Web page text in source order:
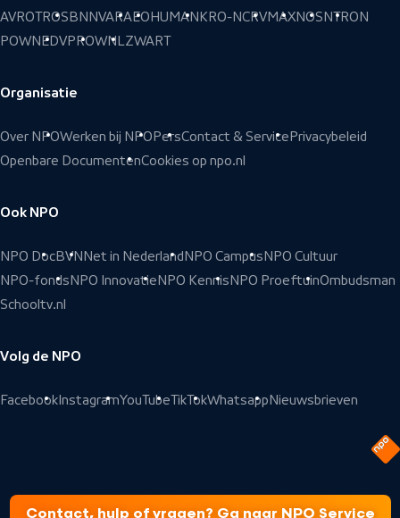
AVROTROS BNNVARAEO HUMAN KRO-NCRVMAXNOS NTRON
POWNEDVPROWNLZWART
Organisatie
Over NPOWerken bij NPO PersContact & Service Privacybeleid
Openbare DocumentenCookies op npo.nl
Ook NPO
NPO DocBVN Net in Nederland NPO Campus NPO Cultuur
NPO-fonds NPO Innovatie NPO Kennis NPO ProeftuinOmbudsman
Schooltv.nl
Volg de NPO
Facebook InstagramYouTubeTikTokWhatsapp Nieuwsbrieven
Contact, hulp of vragen? Ga naar NPO Service